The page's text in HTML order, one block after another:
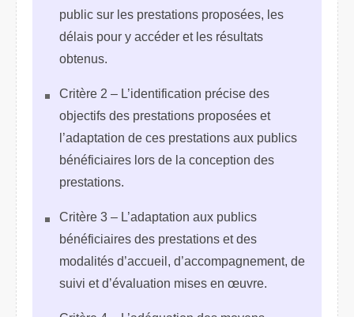
public sur les prestations proposées, les
délais pour y accéder et les résultats
obtenus.
Critère 2 – L’identification précise des
objectifs des prestations proposées et
l’adaptation de ces prestations aux publics
bénéficiaires lors de la conception des
prestations.
Critère 3 – L’adaptation aux publics
bénéficiaires des prestations et des
modalités d’accueil, d’accompagnement, de
suivi et d’évaluation mises en œuvre.